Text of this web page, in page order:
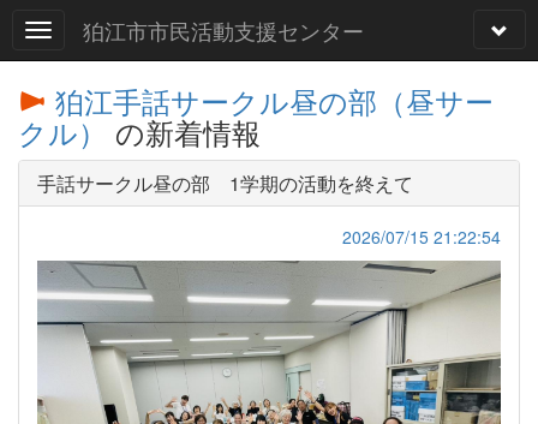
狛江市市民活動支援センター
狛江手話サークル昼の部（昼サー
クル） の新着情報
手話サークル昼の部 1学期の活動を終えて
2026/07/15 21:22:54